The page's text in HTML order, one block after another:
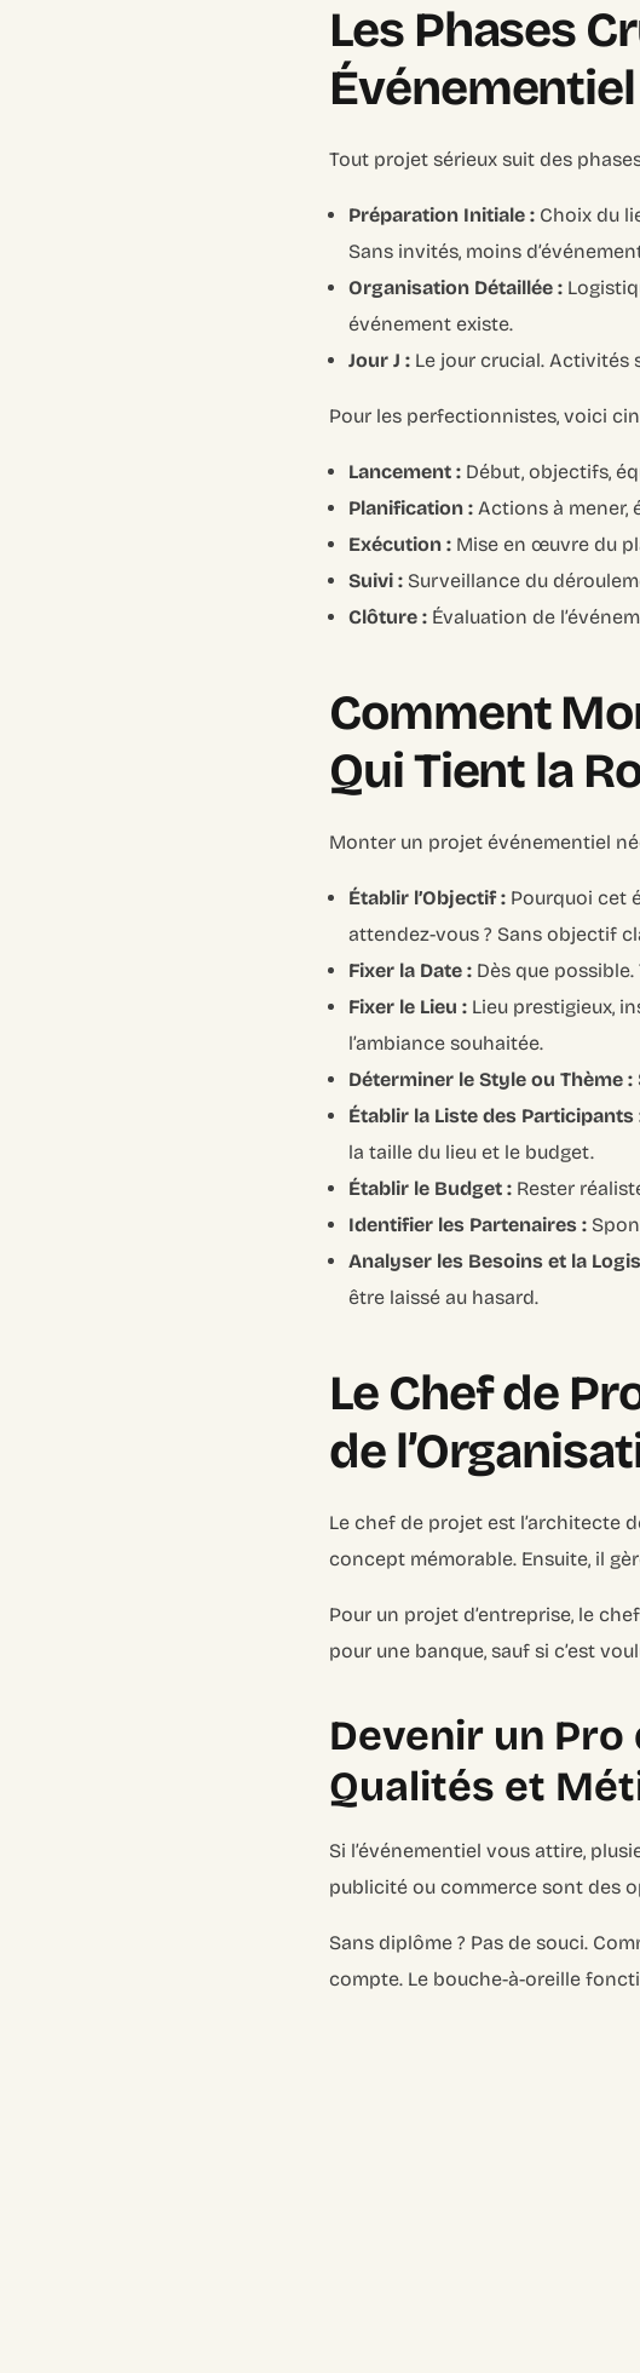
Les Phases
Événementiel
Tout projet sérieux suit des
Préparation Initiale : Choix du
Sans invités, moins
Organisation Détaillée :
événement existe.
Jour J : Le jour crucial. Activités
Pour les perfectionnistes, voici
Lancement : Début, objectifs,
Planification : Actions à mener,
Exécution : Mise en œuvre du
Suivi : Surveillance du
Clôture : Évaluation de
Comment
Qui Tient la
Monter un projet événementiel
Établir l’Objectif : Pourquoi cet
attendez-vous ? Sans objectif
Fixer la Date : Dès que
Fixer le Lieu : Lieu prestigieux,
l’ambiance souhaitée.
Déterminer le Style ou Thème :
Établir la Liste des Participants
la taille du lieu et le budget.
Établir le Budget : Rester
Identifier les Partenaires :
Analyser les Besoins et la
être laissé au hasard.
Le Chef de
de
Le chef de projet est l’architecte
concept mémorable. Ensuite, il
Pour un projet d’entreprise, le
pour une banque, sauf si c’est
Devenir un Pro
Qualités et
Si l’événementiel vous attire,
publicité ou commerce sont des
Sans diplôme ? Pas de souci.
compte. Le bouche-à-oreille